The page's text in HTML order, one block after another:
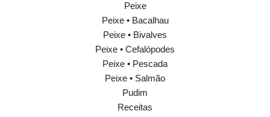
Peixe
Peixe • Bacalhau
Peixe • Bivalves
Peixe • Cefalópodes
Peixe • Pescada
Peixe • Salmão
Pudim
Receitas